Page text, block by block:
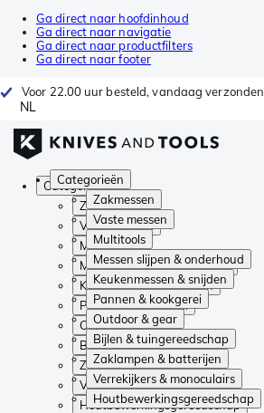
Ga direct naar hoofdinhoud
Ga direct naar navigatie
Ga direct naar productfilters
Ga direct naar footer
Voor 22.00 uur besteld, vandaag verzonden
NL
Categorieën
Zakmessen
Vaste messen
Multitools
Messen slijpen & onderhoud
Keukenmessen & snijden
Pannen & kookgerei
Outdoor & gear
Bijlen & tuingereedschap
Zaklampen & batterijen
Verrekijkers & monoculairs
Houtbewerkingsgereedschap
Categorieën
Zakmessen
Vaste messen
Multitools
Messen slijpen & onderhoud
Keukenmessen & snijden
Pannen & kookgerei
Outdoor & gear
Bijlen & tuingereedschap
Zaklampen & batterijen
Verrekijkers & monoculairs
Houtbewerkingsgereedschap